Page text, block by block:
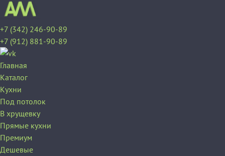
+7 (342) 246-90-89
+7 (912) 881-90-89
Главная
Каталог
Кухни
Под потолок
В хрущевку
Прямые кухни
Премиум
Дешевые